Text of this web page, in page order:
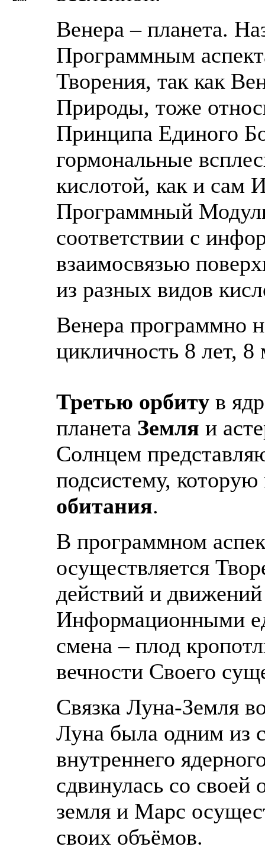
Венера – планета.
Программным
Творения, так как
Природы, тоже
Принципа Единого
гормональные
кислотой, как и сам
Программный
соответствии с
взаимосвязью
из разных видов
Венера программно
цикличность 8 лет, 8
Третью орбиту в
планета Земля и
Солнцем
подсистему,
обитания.
В программном
осуществляется
действий и
Информационными
смена – плод
вечности Своего
Связка Луна-Земля
Луна была одним из
внутреннего
сдвинулась со своей
земля и Марс
своих объёмов.